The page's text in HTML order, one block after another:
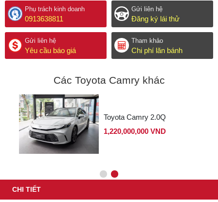
Phụ trách kinh doanh
0913638811
Gửi liên hệ
Yêu cầu báo giá
Gửi liên hệ
Đăng ký lái thử
Tham khảo
Chi phí lăn bánh
Các Toyota Camry khác
Toyota Camry 2.0Q
1,220,000,000 VND
CHI TIẾT